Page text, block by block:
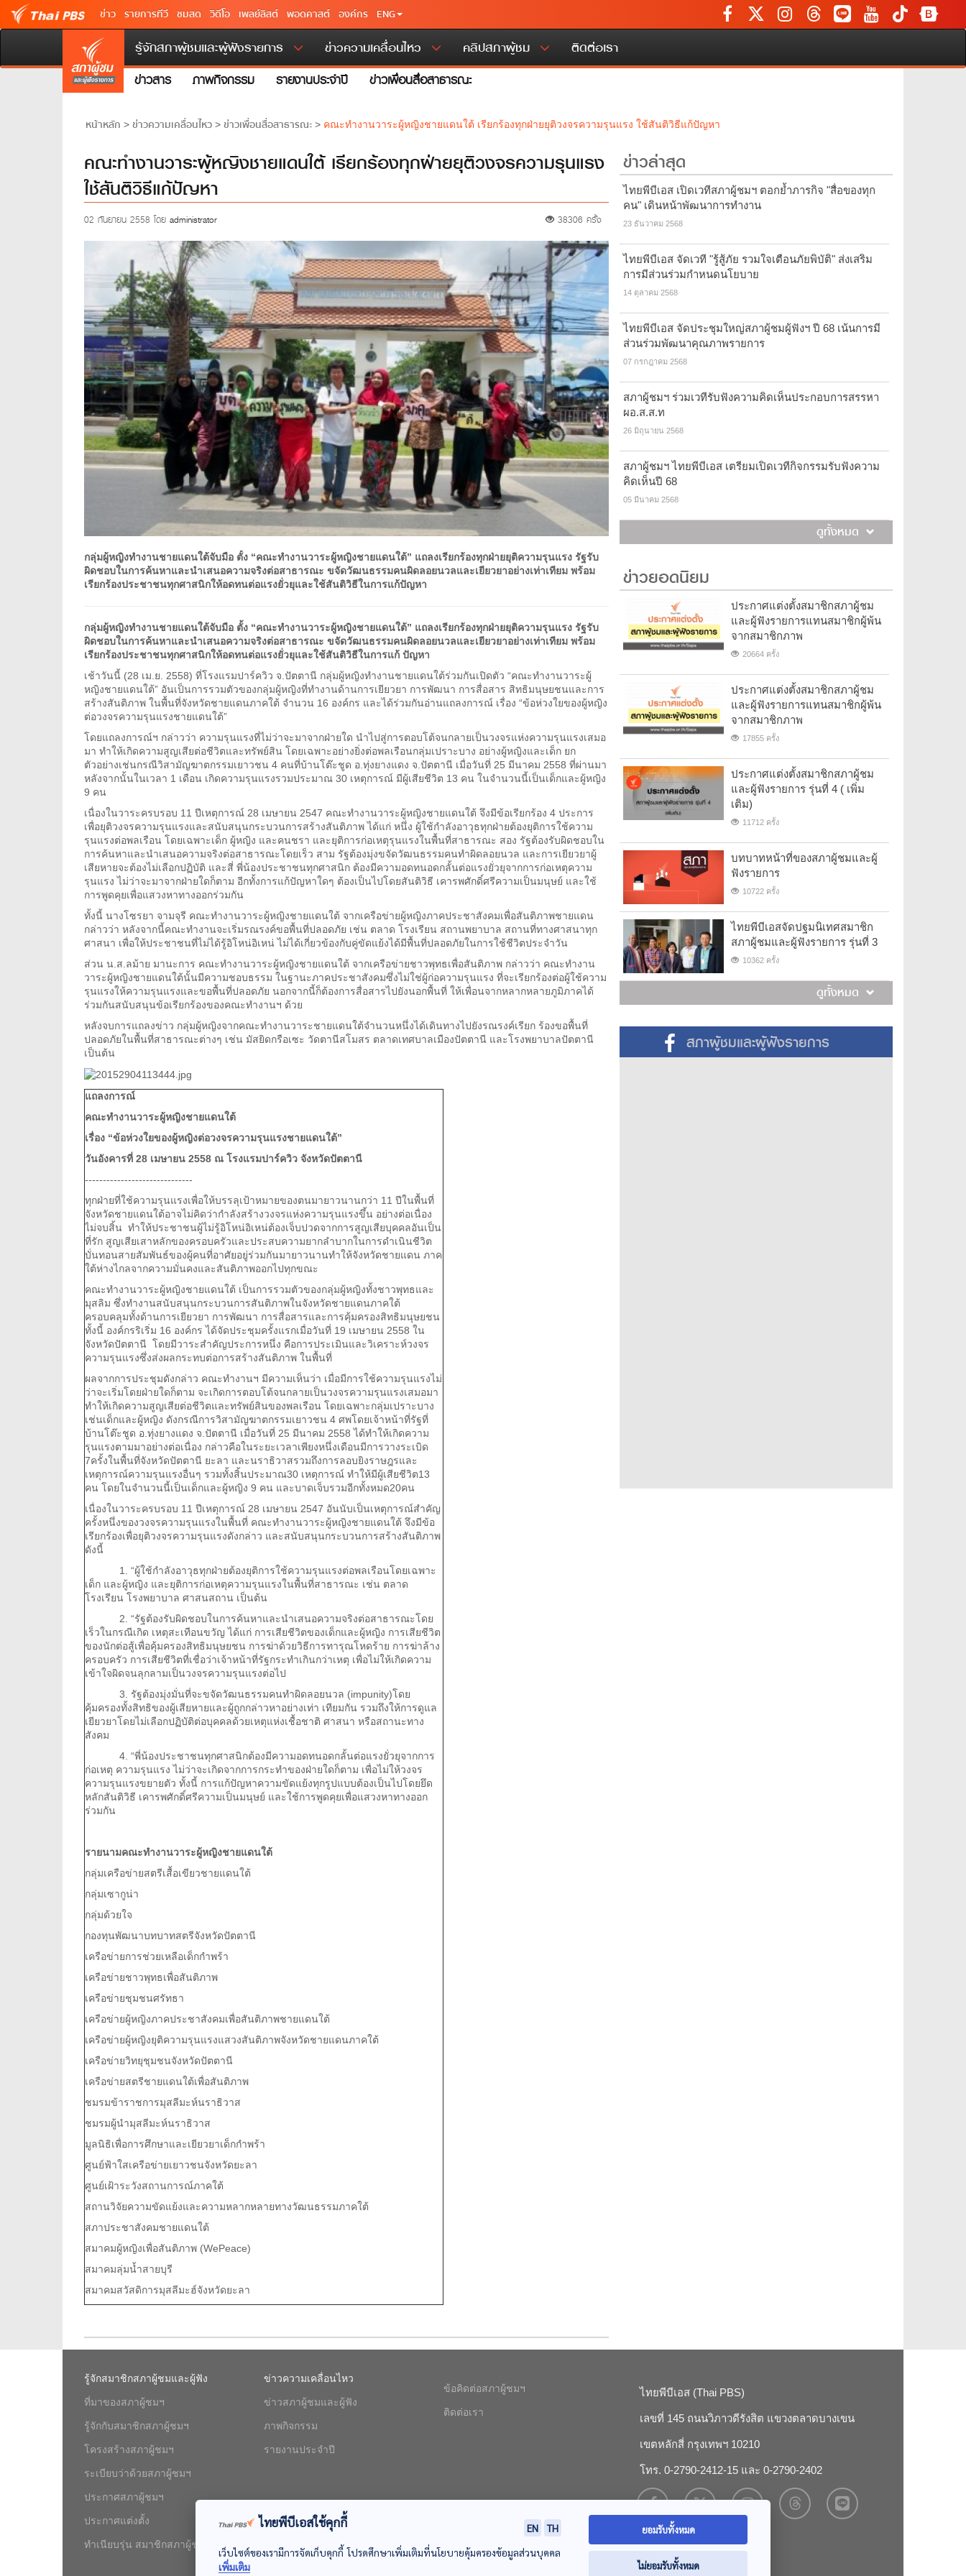
ข่าว รายการทีวี ชมสด วิดีโอ เพลย์ลิสต์ พอดคาสต์ องค์กร ENG
รู้จักสภาผู้ชมและผู้ฟังรายการ ข่าวความเคลื่อนไหว คลิปสภาผู้ชม ติดต่อเรา
ข่าวสาร ภาพกิจกรรม รายงานประจำปี ข่าวเพื่อนสื่อสาธารณะ
หน้าหลัก > ข่าวความเคลื่อนไหว > ข่าวเพื่อนสื่อสาธารณะ > คณะทำงานวาระผู้หญิงชายแดนใต้ เรียกร้องทุกฝ่ายยุติวงจรความรุนแรง ใช้สันติวิธีแก้ปัญหา
คณะทำงานวาระผู้หญิงชายแดนใต้ เรียกร้องทุกฝ่ายยุติวงจรความรุนแรง
ใช้สันติวิธีแก้ปัญหา
02 กันยายน 2558 โดย administrator 38306 ครั้ง
กลุ่มผู้หญิงทำงานชายแดนใต้จับมือ ตั้ง “คณะทำงานวาระผู้หญิงชายแดนใต้” แถลงเรียกร้องทุกฝ่ายยุติความรุนแรง รัฐรับ
ผิดชอบในการค้นหาและนำเสนอความจริงต่อสาธารณะ ขจัดวัฒนธรรมคนผิดลอยนวลและเยียวยาอย่างเท่าเทียม พร้อม
เรียกร้องประชาชนทุกศาสนิกให้อดทนต่อแรงยั่วยุและใช้สันติวิธีในการแก้ปัญหา
กลุ่มผู้หญิงทำงานชายแดนใต้จับมือ ตั้ง “คณะทำงานวาระผู้หญิงชายแดนใต้” แถลงเรียกร้องทุกฝ่ายยุติความรุนแรง รัฐรับ
ผิดชอบในการค้นหาและนำเสนอความจริงต่อสาธารณะ ขจัดวัฒนธรรมคนผิดลอยนวลและเยียวยาอย่างเท่าเทียม พร้อม
เรียกร้องประชาชนทุกศาสนิกให้อดทนต่อแรงยั่วยุและใช้สันติวิธีในการแก้ ปัญหา
เช้าวันนี้ (28 เม.ย. 2558) ที่โรงแรมปาร์ควิว จ.ปัตตานี กลุ่มผู้หญิงทำงานชายแดนใต้ร่วมกันเปิดตัว “คณะทำงานวาระผู้
หญิงชายแดนใต้” อันเป็นการรวมตัวของกลุ่มผู้หญิงที่ทำงานด้านการเยียวยา การพัฒนา การสื่อสาร สิทธิมนุษยชนและการ
สร้างสันติภาพ ในพื้นที่จังหวัดชายแดนภาคใต้ จำนวน 16 องค์กร และได้ร่วมกันอ่านแถลงการณ์ เรื่อง “ข้อห่วงใยของผู้หญิง
ต่อวงจรความรุนแรงชายแดนใต้”
โดยแถลงการณ์ฯ กล่าวว่า ความรุนแรงที่ไม่ว่าจะมาจากฝ่ายใด นำไปสู่การตอบโต้จนกลายเป็นวงจรแห่งความรุนแรงเสมอ
มา ทำให้เกิดความสูญเสียต่อชีวิตและทรัพย์สิน โดยเฉพาะอย่างยิ่งต่อพลเรือนกลุ่มเปราะบาง อย่างผู้หญิงและเด็ก ยก
ตัวอย่างเช่นกรณีวิสามัญฆาตกรรมเยาวชน 4 คนที่บ้านโต๊ะชูด อ.ทุ่งยางแดง จ.ปัตตานี เมื่อวันที่ 25 มีนาคม 2558 ที่ผ่านมา
หลังจากนั้นในเวลา 1 เดือน เกิดความรุนแรงรวมประมาณ 30 เหตุการณ์ มีผู้เสียชีวิต 13 คน ในจำนวนนี้เป็นเด็กและผู้หญิง
9 คน
เนื่องในวาระครบรอบ 11 ปีเหตุการณ์ 28 เมษายน 2547 คณะทำงานวาระผู้หญิงชายแดนใต้ จึงมีข้อเรียกร้อง 4 ประการ
เพื่อยุติวงจรความรุนแรงและสนับสนุนกระบวนการสร้างสันติภาพ ได้แก่ หนึ่ง ผู้ใช้กำลังอาวุธทุกฝ่ายต้องยุติการใช้ความ
รุนแรงต่อพลเรือน โดยเฉพาะเด็ก ผู้หญิง และคนชรา และยุติการก่อเหตุรุนแรงในพื้นที่สาธารณะ สอง รัฐต้องรับผิดชอบใน
การค้นหาและนำเสนอความจริงต่อสาธารณะโดยเร็ว สาม รัฐต้องมุ่งขจัดวัฒนธรรมคนทำผิดลอยนวล และการเยียวยาผู้
เสียหายจะต้องไม่เลือกปฏิบัติ และสี่ พี่น้องประชาชนทุกศาสนิก ต้องมีความอดทนอดกลั้นต่อแรงยั่วยุจากการก่อเหตุความ
รุนแรง ไม่ว่าจะมาจากฝ่ายใดก็ตาม อีกทั้งการแก้ปัญหาใดๆ ต้องเป็นไปโดยสันติวิธี เคารพศักดิ์ศรีความเป็นมนุษย์ และใช้
การพูดคุยเพื่อแสวงหาทางออกร่วมกัน
ทั้งนี้ นางโซรยา จามจุรี คณะทำงานวาระผู้หญิงชายแดนใต้ จากเครือข่ายผู้หญิงภาคประชาสังคมเพื่อสันติภาพชายแดน
กล่าวว่า หลังจากนี้คณะทำงานจะเริ่มรณรงค์ขอพื้นที่ปลอดภัย เช่น ตลาด โรงเรียน สถานพยาบาล สถานที่ทางศาสนาทุก
ศาสนา เพื่อให้ประชาชนที่ไม่ได้รู้อิโหน่อิเหน่ ไม่ได้เกี่ยวข้องกับคู่ขัดแย้งได้มีพื้นที่ปลอดภัยในการใช้ชีวิตประจำวัน
ส่วน น.ส.ลม้าย มานะการ คณะทำงานวาระผู้หญิงชายแดนใต้ จากเครือข่ายชาวพุทธเพื่อสันติภาพ กล่าวว่า คณะทำงาน
วาระผู้หญิงชายแดนใต้นั้นมีความชอบธรรม ในฐานะภาคประชาสังคมซึ่งไม่ใช่ผู้ก่อความรุนแรง ที่จะเรียกร้องต่อผู้ใช้ความ
รุนแรงให้ความรุนแรงและขอพื้นที่ปลอดภัย นอกจากนี้ก็ต้องการสื่อสารไปยังนอกพื้นที่ ให้เพื่อนจากหลากหลายภูมิภาคได้
ร่วมกันสนับสนุนข้อเรียกร้องของคณะทำงานฯ ด้วย
หลังจบการแถลงข่าว กลุ่มผู้หญิงจากคณะทำงานวาระชายแดนใต้จำนวนหนึ่งได้เดินทางไปยังรณรงค์เรียก ร้องขอพื้นที่
ปลอดภัยในพื้นที่สาธารณะต่างๆ เช่น มัสยิดกรือเซะ วัดตานีสโมสร ตลาดเทศบาลเมืองปัตตานี และโรงพยาบาลปัตตานี
เป็นต้น
แถลงการณ์
คณะทำงานวาระผู้หญิงชายแดนใต้
เรื่อง “ข้อห่วงใยของผู้หญิงต่อวงจรความรุนแรงชายแดนใต้”
วันอังคารที่ 28 เมษายน 2558 ณ โรงแรมปาร์ควิว จังหวัดปัตตานี
------------------------------
ทุกฝ่ายที่ใช้ความรุนแรงเพื่อให้บรรลุเป้าหมายของตนมายาวนานกว่า 11 ปีในพื้นที่
จังหวัดชายแดนใต้อาจไม่คิดว่ากำลังสร้างวงจรแห่งความรุนแรงขึ้น อย่างต่อเนื่อง
ไม่จบสิ้น ทำให้ประชาชนผู้ไม่รู้อิโหน่อิเหน่ต้องเจ็บปวดจากการสูญเสียบุคคลอันเป็น
ที่รัก สูญเสียเสาหลักของครอบครัวและประสบความยากลำบากในการดำเนินชีวิต
บั่นทอนสายสัมพันธ์ของผู้คนที่อาศัยอยู่ร่วมกันมายาวนานทำให้จังหวัดชายแดน ภาค
ใต้ห่างไกลจากความมั่นคงและสันติภาพออกไปทุกขณะ
คณะทำงานวาระผู้หญิงชายแดนใต้ เป็นการรวมตัวของกลุ่มผู้หญิงทั้งชาวพุทธและ
มุสลิม ซึ่งทำงานสนับสนุนกระบวนการสันติภาพในจังหวัดชายแดนภาคใต้
ครอบคลุมทั้งด้านการเยียวยา การพัฒนา การสื่อสารและการคุ้มครองสิทธิมนุษยชน
ทั้งนี้ องค์กรริเริ่ม 16 องค์กร ได้จัดประชุมครั้งแรกเมื่อวันที่ 19 เมษายน 2558 ใน
จังหวัดปัตตานี โดยมีวาระสำคัญประการหนึ่ง คือการประเมินและวิเคราะห์วงจร
ความรุนแรงซึ่งส่งผลกระทบต่อการสร้างสันติภาพ ในพื้นที่
ผลจากการประชุมดังกล่าว คณะทำงานฯ มีความเห็นว่า เมื่อมีการใช้ความรุนแรงไม่
ว่าจะเริ่มโดยฝ่ายใดก็ตาม จะเกิดการตอบโต้จนกลายเป็นวงจรความรุนแรงเสมอมา
ทำให้เกิดความสูญเสียต่อชีวิตและทรัพย์สินของพลเรือน โดยเฉพาะกลุ่มเปราะบาง
เช่นเด็กและผู้หญิง ดังกรณีการวิสามัญฆาตกรรมเยาวชน 4 ศพโดยเจ้าหน้าที่รัฐที่
บ้านโต๊ะชูด อ.ทุ่งยางแดง จ.ปัตตานี เมื่อวันที่ 25 มีนาคม 2558 ได้ทำให้เกิดความ
รุนแรงตามมาอย่างต่อเนื่อง กล่าวคือในระยะเวลาเพียงหนึ่งเดือนมีการวางระเบิด
7ครั้งในพื้นที่จังหวัดปัตตานี ยะลา และนราธิวาสรวมถึงการลอบยิงราษฎรและ
เหตุการณ์ความรุนแรงอื่นๆ รวมทั้งสิ้นประมาณ30 เหตุการณ์ ทำให้มีผู้เสียชีวิต13
คน โดยในจำนวนนี้เป็นเด็กและผู้หญิง 9 คน และบาดเจ็บรวมอีกทั้งหมด20คน
เนื่องในวาระครบรอบ 11 ปีเหตุการณ์ 28 เมษายน 2547 อันนับเป็นเหตุการณ์สำคัญ
ครั้งหนึ่งของวงจรความรุนแรงในพื้นที่ คณะทำงานวาระผู้หญิงชายแดนใต้ จึงมีข้อ
เรียกร้องเพื่อยุติวงจรความรุนแรงดังกล่าว และสนับสนุนกระบวนการสร้างสันติภาพ
ดังนี้
1. “ผู้ใช้กำลังอาวุธทุกฝ่ายต้องยุติการใช้ความรุนแรงต่อพลเรือนโดยเฉพาะ
เด็ก และผู้หญิง และยุติการก่อเหตุความรุนแรงในพื้นที่สาธารณะ เช่น ตลาด
โรงเรียน โรงพยาบาล ศาสนสถาน เป็นต้น
2. “รัฐต้องรับผิดชอบในการค้นหาและนำเสนอความจริงต่อสาธารณะโดย
เร็วในกรณีเกิด เหตุสะเทือนขวัญ ได้แก่ การเสียชีวิตของเด็กและผู้หญิง การเสียชีวิต
ของนักต่อสู้เพื่อคุ้มครองสิทธิมนุษยชน การฆ่าด้วยวิธีการทารุณโหดร้าย การฆ่าล้าง
ครอบครัว การเสียชีวิตที่เชื่อว่าเจ้าหน้าที่รัฐกระทำเกินกว่าเหตุ เพื่อไม่ให้เกิดความ
เข้าใจผิดจนลุกลามเป็นวงจรความรุนแรงต่อไป
3. รัฐต้องมุ่งมั่นที่จะขจัดวัฒนธรรมคนทำผิดลอยนวล (impunity)โดย
คุ้มครองทั้งสิทธิของผู้เสียหายและผู้ถูกกล่าวหาอย่างเท่า เทียมกัน รวมถึงให้การดูแล
เยียวยาโดยไม่เลือกปฏิบัติต่อบุคคลด้วยเหตุแห่งเชื้อชาติ ศาสนา หรือสถานะทาง
สังคม
4. “พี่น้องประชาชนทุกศาสนิกต้องมีความอดทนอดกลั้นต่อแรงยั่วยุจากการ
ก่อเหตุ ความรุนแรง ไม่ว่าจะเกิดจากการกระทำของฝ่ายใดก็ตาม เพื่อไม่ให้วงจร
ความรุนแรงขยายตัว ทั้งนี้ การแก้ปัญหาความขัดแย้งทุกรูปแบบต้องเป็นไปโดยยึด
หลักสันติวิธี เคารพศักดิ์ศรีความเป็นมนุษย์ และใช้การพูดคุยเพื่อแสวงหาทางออก
ร่วมกัน
รายนามคณะทำงานวาระผู้หญิงชายแดนใต้
กลุ่มเครือข่ายสตรีเสื้อเขียวชายแดนใต้
กลุ่มเซากูน่า
กลุ่มด้วยใจ
กองทุนพัฒนาบทบาทสตรีจังหวัดปัตตานี
เครือข่ายการช่วยเหลือเด็กกำพร้า
เครือข่ายชาวพุทธเพื่อสันติภาพ
เครือข่ายชุมชนศรัทธา
เครือข่ายผู้หญิงภาคประชาสังคมเพื่อสันติภาพชายแดนใต้
เครือข่ายผู้หญิงยุติความรุนแรงแสวงสันติภาพจังหวัดชายแดนภาคใต้
เครือข่ายวิทยุชุมชนจังหวัดปัตตานี
เครือข่ายสตรีชายแดนใต้เพื่อสันติภาพ
ชมรมข้าราชการมุสลีมะห์นราธิวาส
ชมรมผู้นำมุสลีมะห์นราธิวาส
มูลนิธิเพื่อการศึกษาและเยียวยาเด็กกำพร้า
ศูนย์ฟ้าใสเครือข่ายเยาวชนจังหวัดยะลา
ศูนย์เฝ้าระวังสถานการณ์ภาคใต้
สถานวิจัยความขัดแย้งและความหลากหลายทางวัฒนธรรมภาคใต้
สภาประชาสังคมชายแดนใต้
สมาคมผู้หญิงเพื่อสันติภาพ (WePeace)
สมาคมลุ่มน้ำสายบุรี
สมาคมสวัสดิการมุสลีมะฮ์จังหวัดยะลา
ข่าวล่าสุด
ไทยพีบีเอส เปิดเวทีสภาผู้ชมฯ ตอกย้ำภารกิจ "สื่อของทุก
คน" เดินหน้าพัฒนาการทำงาน
23 ธันวาคม 2568
ไทยพีบีเอส จัดเวที "รู้สู้ภัย รวมใจเตือนภัยพิบัติ" ส่งเสริม
การมีส่วนร่วมกำหนดนโยบาย
14 ตุลาคม 2568
ไทยพีบีเอส จัดประชุมใหญ่สภาผู้ชมผู้ฟังฯ ปี 68 เน้นการมี
ส่วนร่วมพัฒนาคุณภาพรายการ
07 กรกฎาคม 2568
สภาผู้ชมฯ ร่วมเวทีรับฟังความคิดเห็นประกอบการสรรหา
ผอ.ส.ส.ท
26 มิถุนายน 2568
สภาผู้ชมฯ ไทยพีบีเอส เตรียมเปิดเวทีกิจกรรมรับฟังความ
คิดเห็นปี 68
05 มีนาคม 2568
ดูทั้งหมด
ข่าวยอดนิยม
ประกาศแต่งตั้งสมาชิกสภาผู้ชม
และผู้ฟังรายการแทนสมาชิกผู้พ้น
จากสมาชิกภาพ
20664 ครั้ง
ประกาศแต่งตั้งสมาชิกสภาผู้ชม
และผู้ฟังรายการแทนสมาชิกผู้พ้น
จากสมาชิกภาพ
17855 ครั้ง
ประกาศแต่งตั้งสมาชิกสภาผู้ชม
และผู้ฟังรายการ รุ่นที่ 4 ( เพิ่ม
เติม)
11712 ครั้ง
บทบาทหน้าที่ของสภาผู้ชมและผู้
ฟังรายการ
10722 ครั้ง
ไทยพีบีเอสจัดปฐมนิเทศสมาชิก
สภาผู้ชมและผู้ฟังรายการ รุ่นที่ 3
10362 ครั้ง
ดูทั้งหมด
สภาผู้ชมและผู้ฟังรายการ
รู้จักสมาชิกสภาผู้ชมและผู้ฟัง
ที่มาของสภาผู้ชมฯ
รู้จักกับสมาชิกสภาผู้ชมฯ
โครงสร้างสภาผู้ชมฯ
ระเบียบว่าด้วยสภาผู้ชมฯ
ประกาศสภาผู้ชมฯ
ประกาศแต่งตั้ง
ทำเนียบรุ่น สมาชิกสภาผู้ชมฯ
ข่าวความเคลื่อนไหว
ข่าวสภาผู้ชมและผู้ฟัง
ภาพกิจกรรม
รายงานประจำปี
ข้อคิดต่อสภาผู้ชมฯ
ติดต่อเรา
ไทยพีบีเอส (Thai PBS)
เลขที่ 145 ถนนวิภาวดีรังสิต แขวงตลาดบางเขน
เขตหลักสี่ กรุงเทพฯ 10210
โทร. 0-2790-2412-15 และ 0-2790-2402
ไทยพีบีเอสใช้คุกกี้ EN
TH
เว็บไซต์ของเรามีการจัดเก็บคุกกี้ โปรดศึกษาเพิ่มเติมที่นโยบายคุ้มครองข้อมูลส่วนบุคคล
เพิ่มเติม
ยอมรับทั้งหมด
ไม่ยอมรับทั้งหมด